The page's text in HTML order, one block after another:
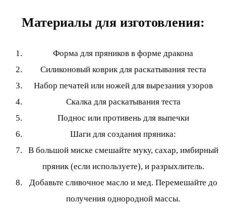
Материалы для изготовления:
Форма для пряников в форме дракона
Силиконовый коврик для раскатывания теста
Набор печатей или ножей для вырезания узоров
Скалка для раскатывания теста
Поднос или противень для выпечки
Шаги для создания пряника:
В большой миске смешайте муку, сахар, имбирный
пряник (если используете), и разрыхлитель.
Добавьте сливочное масло и мед. Перемешайте до
получения однородной массы.